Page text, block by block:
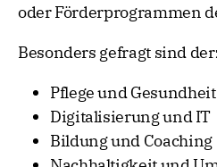
oder Förderprogrammen
Besonders gefragt sind
Pflege und Gesundheit
Digitalisierung und IT
Bildung und Coaching